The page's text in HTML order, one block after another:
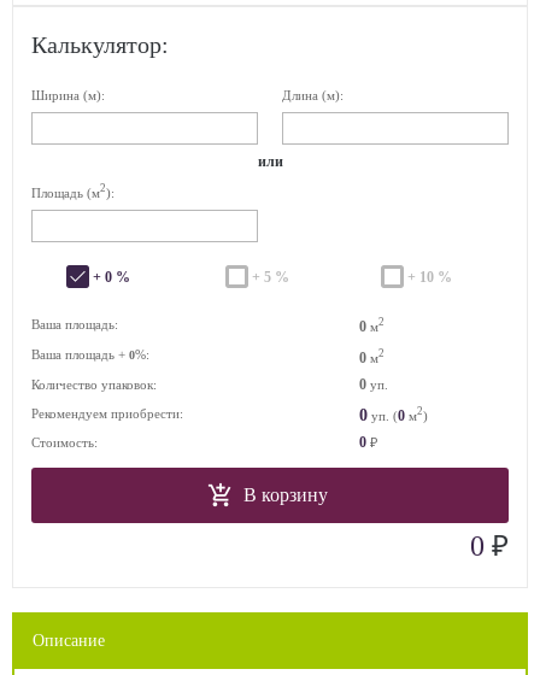
Калькулятор:
Ширина (м): Длина (м):
или
Площадь (м2):
+ 0 % + 5 % + 10 %
Ваша площадь: 0 м2
Ваша площадь + 0%: 0 м2
Количество упаковок: 0 уп.
Рекомендуем приобрести:
0 уп. (0 м2)
Стоимость:
0 ₽
В корзину
0 ₽
Описание